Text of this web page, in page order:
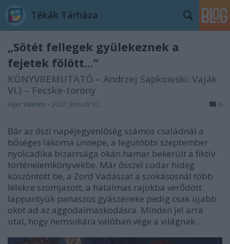
Tékák Tárháza
„Sötét fellegek gyülekeznek a
fejetek fölött...”
KÖNYVBEMUTATÓ – Andrzej Sapkowski: Vaják
VI.) – Fecske-torony
Fejes Valentin • 2022. február 02. 0
Bár az őszi napéjegyenlőség számos családnál a
bőséges lakoma ünnepe, a legutóbbi szeptember
nyolcadika bizarrsága okán hamar bekerült a fiktív
történelemkönyvekbe. Már ősszel cudar hideg
köszöntött be, a Zord Vadászat a szokásosnál több
lélekre szomjazott, a hatalmas rajokba verődött
lappantyúk panaszos gyászéneke pedig csak újabb
okot ad az aggodalmaskodásra. Minden jel arra
utal, hogy nemsokára valóban vége a világnak...